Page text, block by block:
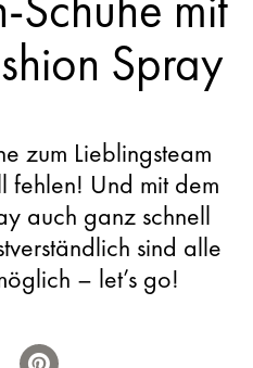
Schuhe mit
Spray
zum Lieblingsteam
fehlen! Und mit dem
auch ganz schnell
sind alle
– let’s go!